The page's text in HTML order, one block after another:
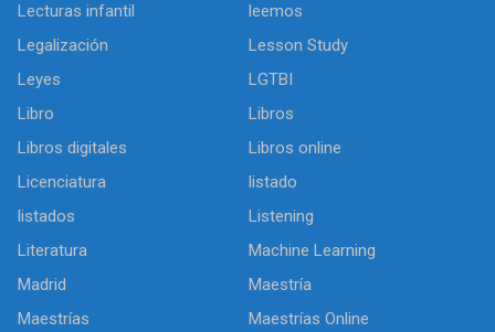
Lecturas infantil
leemos
Legalización
Lesson Study
Leyes
LGTBI
Libro
Libros
Libros digitales
Libros online
Licenciatura
listado
listados
Listening
Literatura
Machine Learning
Madrid
Maestría
Maestrías
Maestrías Online